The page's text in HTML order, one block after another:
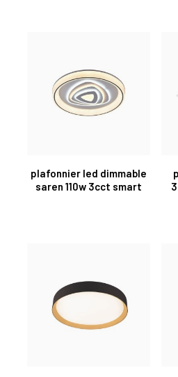
plafonnier led dimmable
saren 110w 3cct smart